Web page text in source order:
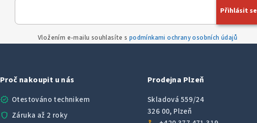
Vložením e-mailu souhlasíte s podmínkami ochrany osobních údajů
Přihlásit se
Proč nakoupit u nás
verified Otestováno technikem
shield Záruka až 2 roky
Prodejna Plzeň
Skladová 559/24
326 00, Plzeň